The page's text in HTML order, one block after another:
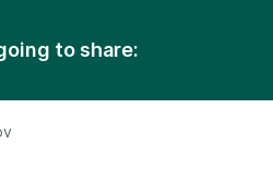
to share: